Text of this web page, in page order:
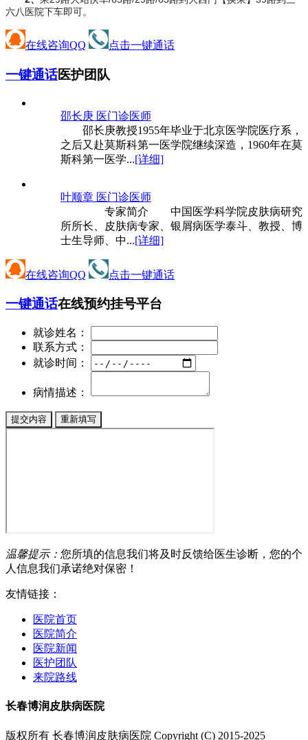
六八医院下车即可。
在线咨询QQ 点击一键通话
一键通话医护团队
邵长庚 医门诊医师
邵长庚教授1955年毕业于北京医学院医疗系，
之后又赴莫斯科第一医学院继续深造，1960年在莫
斯科第一医学...[详细]
叶顺章 医门诊医师
专家简介 中国医学科学院皮肤病研究
所所长、皮肤病专家、银屑病医学泰斗、教授、博
士生导师、中...[详细]
在线咨询QQ 点击一键通话
一键通话在线预约挂号平台
就诊姓名：
联系方式：
就诊时间：
病情描述：
温馨提示： 您所填的信息我们将及时反馈给医生诊断，您的个
人信息我们承诺绝对保密！
友情链接：
医院首页
医院简介
医院新闻
医护团队
来院路线
长春博润皮肤病医院
版权所有 长春博润皮肤病医院 Copyright (C) 2015-2025